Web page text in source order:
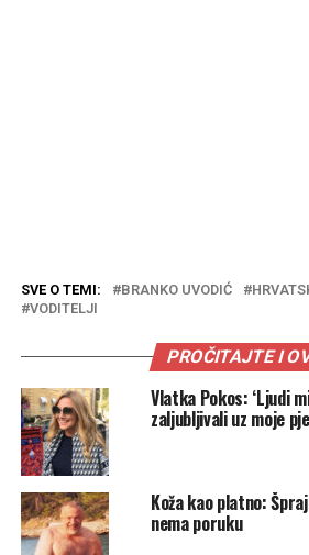
SVE O TEMI: BRANKO UVODIĆ
VODITELJI
PROČITAJTE I
Vlatka Pokos: ‘Ljudi
zaljubljivali uz moje
Koža kao platno:
nema poruku